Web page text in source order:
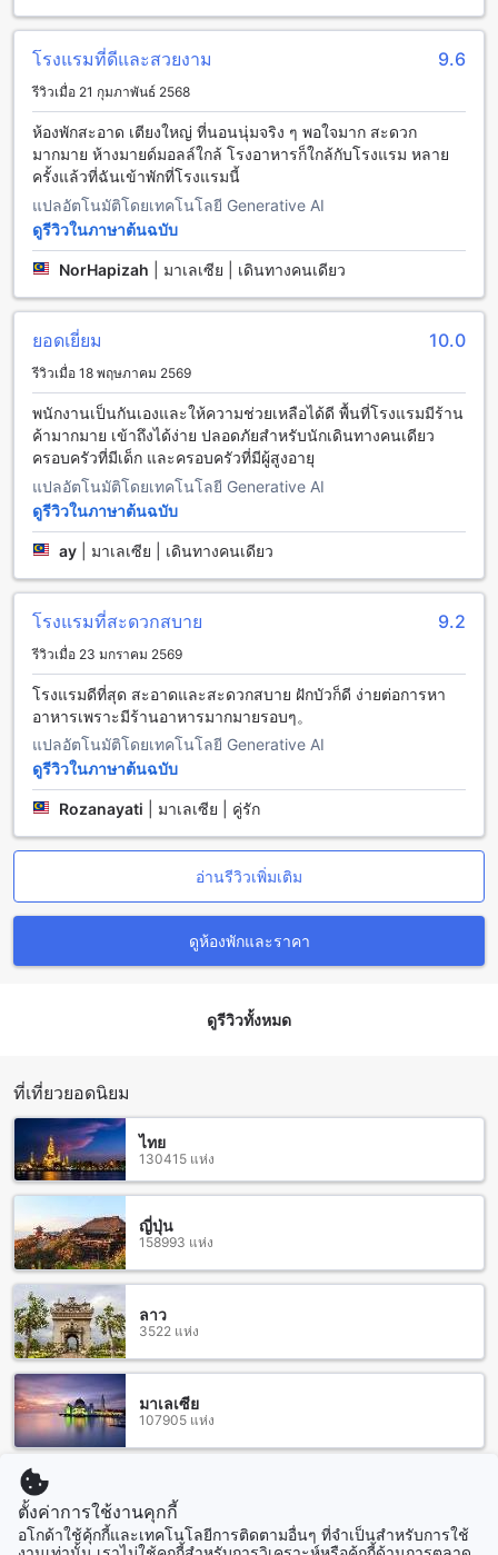
ต้องการห้องพักที่มีพื้นที่สะดวกสบาย ห้อง Family Deluxe ก็มีเตียง
เดี่ยวหรือเตียงคู่ให้เลือก สำหรับผู้เข้าพักที่ต้องการห้องพักที่มีความ
คุณได้พักผ่อนอย่างสบายสุข และห้อง VIP ก็มีเตียงคิงไซส์เช่นกัน
โดยการจองห้องพักเหล่านี้ผ่าน Agoda จะเป็นประโยชน์อย่างมาก
สำหรับผู้ใช้ เพราะจะได้รับราคาที่ดีที่สุดและประสบการณ์ในการ
จองที่ง่ายและไม่ยุ่งยาก
ความสนุกที่กูบังเกเรียนในโกตา บาห์รู, มาเลเซีย
โรงแรมอัล คาติรี เป็นที่พักที่เหมาะสำหรับนักท่องเที่ยวที่ต้องการ
สัมผัสความสนุกและการผจญภัยที่กูบังเกเรียนในเมืองโกตา บาห์รู
มาเลเซีย กูบังเกเรียนเป็นหนึ่งในสถานที่ท่องเที่ยวยอดฮิตที่ต้องไม่
เป็นเอกลักษณ์ของโกตา บาห์รู รวมถึงเพลิดเพลินกับกิจกรรมที่น่า
ตื่นเต้นที่มีให้เลือกมากมาย เช่น การเดินเล่นในถนนคนเดินกูบังเก
เรียน การชิมอาหารท้องถิ่นอร่อยๆ และการเล่นน้ำในแม่น้ำกูบังเก
เรียน นอกจากนี้ยังมีหลายแหล่งท่องเที่ยวที่น่าสนใจอื่นๆ เช่น วัดกู
บังเกเรียน และตลาดกูบังเกเรียน ที่นี่เป็นที่ที่ให้คุณสัมผัสกับ
วัฒนธรรมและวิถีชีวิตของชาวโกตา บาห์รูอย่างแท้จริง
วิธีการเดินทางจากสนามบินสุวรรณภูมิไปยังโรงแรมอัล คาติรี
หากคุณกำลังวางแผนการเดินทางไปยังโรงแรมอัล คาติรีที่ตั้งอยู่
ในกูบังเกเรียน โกตา บาห์รู มาเลเซีย สามารถเดินทางมาถึง
โรงแรมได้โดยใช้รถแท็กซี่หรือบริการรถรับส่งของโรงแรม ระยะ
ทางจากสนามบินสุวรรณภูมิถึงโรงแรมอัล คาติรีประมาณ 40
กิโลเมตร ใช้เวลาเดินทางประมาณ 1 ชั่วโมง ถ้าคุณต้องการ
ความสะดวกสบายและเร็วกว่านี้ คุณสามารถจองบริการรถรับส่ง
ของโรงแรมที่สนามบินได้ โดยติดต่อที่เคาน์เตอร์บริการรถรับส่งที่
สนามบิน
สถานที่ท่องเที่ยวใกล้เคียงโรงแรมอัล คาติรี
โรงแรมอัล คาติรี ตั้งอยู่ในทำเลที่สะดวกสบายและใกล้กับหลาย
สถานที่ท่องเที่ยว ซึ่งรวมถึงสวนหิงห้อยที่เป็นสถานที่ท่องเที่ยวที่น่า
สนใจ ที่นี่คุณสามารถเดินเล่นในสวนหิงห้อยที่มีพื้นที่กว้างขวาง
และสวยงามได้ และอีกทั้งยังมี Renal Link (Kelantan) Sdn Bhd
ที่เป็นห้างสรรพสินค้าที่ใหญ่ที่สุดในพื้นที่นี้ ที่นี่คุณสามารถ
เพลิดเพลินกับการช้อปปิ้งและหาสินค้าต่างๆ ได้อย่างมากมาย
ร้านอาหารรอบโรงแรมอัล คาติรี
ทางไปเพื่อสัมผัสกับรสชาติอาหารท้องถิ่นและอาหารตะวันตกที่
ยอดเยี่ยมได้อย่างง่ายดาย บางร้านที่น่าสนใจรอบโรงแรมอัล คาติ
สเต็กที่อร่อยและอร่อย ร้าน Al Khatiri Restaurant@AlKhatiri
Point ที่นำเสนออาหารอาหารท้องถิ่นและอาหารเมือง และร้าน
Kopi Mesin Kubang Kerian ที่น่าสนใจสำหรับคนชอบกาแฟและ
ขนมปังสด
โรงแรมอัล คาติรี: ราคาเฉลี่ยที่คุ้มค่ากว่าโรงแรมในเมืองเดียวกัน
โรงแรมอัล คาติรี เป็นที่พักที่มีราคาที่คุ้มค่าและเหมาะสำหรับคนที่
ต้องการสัมผัสบรรยากาศของเมืองโกตา บาห์รู ในราคาที่ไม่แพง
มาก โรงแรมนี้มีราคาเฉลี่ยต่อคืนอยู่ที่ $35 เท่านั้น ซึ่งถือว่าเป็น
ราคาที่เหมาะสมและคุ้มค่ามากๆ โดยเฉพาะเมื่อเปรียบเทียบกับ
ราคาเฉลี่ยของห้องพักในเมืองเดียวกันที่อยู่ที่ $38 โรงแรมอัล คาติ
รี จึงเป็นทางเลือกที่สมบูรณ์แบบสำหรับนักท่องเที่ยวที่ต้องการ
ความสะดวกสบายในราคาที่ไม่แพงมาก
เตียงที่นอนที่ยอดเยี่ยมและบริการดีเยี่ยม
โรงแรมอัล คาติรี ถูกใจลูกค้าด้วยเตียงที่นอนที่ยอดเยี่ยมและ
บริการดีเยี่ยมที่ได้รับความชื่นชอบอย่างมาก ลูกค้ารักใจเตียง
ที่นอนที่ยอดเยี่ยมและบรรยากาศในห้องที่หอมหอม พนักงานให้
ความช่วยเหลืออย่างเป็นกันเอง รู้สึกอบอุ่นและสะอาดมากในห้อง
พัก โรงแรมที่น่ารัก สะอาด พนักงานเป็นกันเอง ใกล้ร้านค้าและ
โรงแรมที่ดีและสวยงาม 9.6
รีวิวเมื่อ 21 กุมภาพันธ์ 2568
ห้องพักสะอาด เตียงใหญ่ ที่นอนนุ่มจริง ๆ พอใจมาก สะดวก
มากมาย ห้างมายด์มอลล์ใกล้ โรงอาหารก็ใกล้กับโรงแรม หลาย
ครั้งแล้วที่ฉันเข้าพักที่โรงแรมนี้
แปลอัตโนมัติโดยเทคโนโลยี Generative AI
ดูรีวิวในภาษาต้นฉบับ
NorHapizah มาเลเซีย | เดินทางคนเดียว
ยอดเยี่ยม 10.0
รีวิวเมื่อ 18 พฤษภาคม 2569
พนักงานเป็นกันเองและให้ความช่วยเหลือได้ดี พื้นที่โรงแรมมีร้าน
ค้ามากมาย เข้าถึงได้ง่าย ปลอดภัยสำหรับนักเดินทางคนเดียว
ครอบครัวที่มีเด็ก และครอบครัวที่มีผู้สูงอายุ
แปลอัตโนมัติโดยเทคโนโลยี Generative AI
ดูรีวิวในภาษาต้นฉบับ
ay มาเลเซีย | เดินทางคนเดียว
โรงแรมที่สะดวกสบาย 9.2
รีวิวเมื่อ 23 มกราคม 2569
โรงแรมดีที่สุด สะอาดและสะดวกสบาย ฝักบัวก็ดี ง่ายต่อการหา
อาหารเพราะมีร้านอาหารมากมายรอบๆ。
แปลอัตโนมัติโดยเทคโนโลยี Generative AI
ดูรีวิวในภาษาต้นฉบับ
Rozanayati มาเลเซีย | คู่รัก
อ่านรีวิวเพิ่มเติม
ดูห้องพักและราคา
ดูรีวิวทั้งหมด
ที่เที่ยวยอดนิยม
ไทย
130415 แห่ง
ญี่ปุ่น
158993 แห่ง
ลาว
3522 แห่ง
มาเลเซีย
107905 แห่ง
1501 แห่ง
ตั้งค่าการใช้งานคุกกี้
อโกด้าใช้คุ้กกี้และเทคโนโลยีการติดตามอื่นๆ ที่จำเป็นสำหรับการใช้